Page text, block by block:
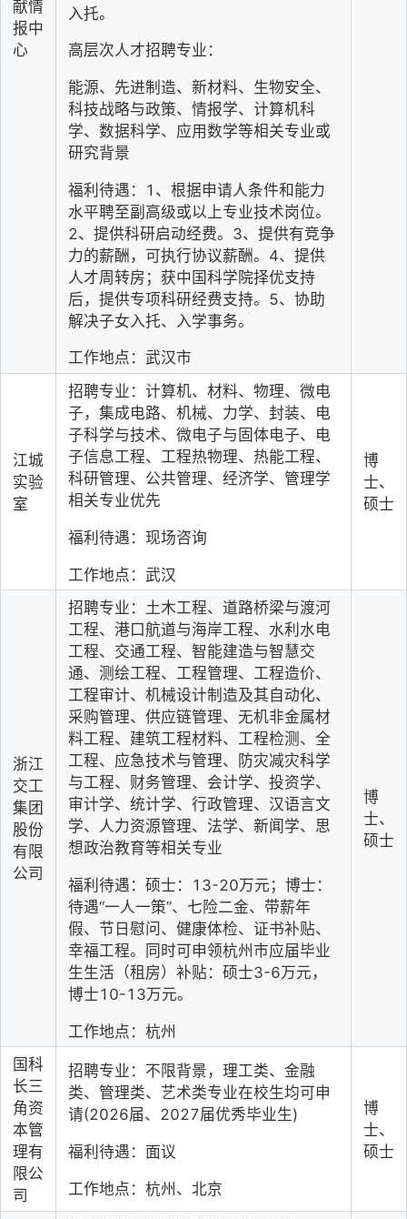
献情
报中
心
入托。
高层次人才招聘专业：
能源、先进制造、新材料、生物安全、
科技战略与政策、情报学、计算机科
学、数据科学、应用数学等相关专业或
研究背景
福利待遇：1、根据申请人条件和能力
水平聘至副高级或以上专业技术岗位。
2、提供科研启动经费。3、提供有竞争
力的薪酬，可执行协议薪酬。4、提供
人才周转房；获中国科学院择优支持
后，提供专项科研经费支持。5、协助
解决子女入托、入学事务。
工作地点：武汉市
江城
实验
室
招聘专业：计算机、材料、物理、微电
子，集成电路、机械、力学、封装、电
子科学与技术、微电子与固体电子、电
子信息工程、工程热物理、热能工程、
科研管理、公共管理、经济学、管理学
相关专业优先
福利待遇：现场咨询
工作地点：武汉
博
士、
硕士
浙江
交工
集团
股份
有限
公司
招聘专业：土木工程、道路桥梁与渡河
工程、港口航道与海岸工程、水利水电
工程、交通工程、智能建造与智慧交
通、测绘工程、工程管理、工程造价、
工程审计、机械设计制造及其自动化、
采购管理、供应链管理、无机非金属材
料工程、建筑工程材料、工程检测、全
工程、应急技术与管理、防灾减灾科学
与工程、财务管理、会计学、投资学、
审计学、统计学、行政管理、汉语言文
学、人力资源管理、法学、新闻学、思
想政治教育等相关专业
福利待遇：硕士：13-20万元；博士：
待遇“一人一策”、七险二金、带薪年
假、节日慰问、健康体检、证书补贴、
幸福工程。同时可申领杭州市应届毕业
生生活（租房）补贴：硕士3-6万元，
博士10-13万元。
工作地点：杭州
博
士、
硕士
国科
长三
角资
本管
理有
限公
司
招聘专业：不限背景，理工类、金融
类、管理类、艺术类专业在校生均可申
请(2026届、2027届优秀毕业生)
福利待遇：面议
工作地点：杭州、北京
博
士、
硕士